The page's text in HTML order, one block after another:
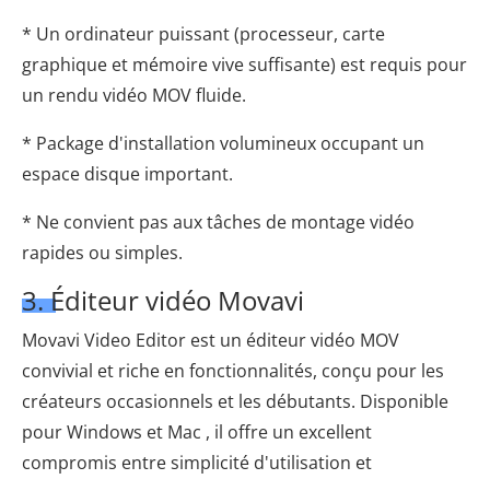
* Un ordinateur puissant (processeur, carte
graphique et mémoire vive suffisante) est requis pour
un rendu vidéo MOV fluide.
* Package d'installation volumineux occupant un
espace disque important.
* Ne convient pas aux tâches de montage vidéo
rapides ou simples.
3. Éditeur vidéo Movavi
Movavi Video Editor est un éditeur vidéo MOV
convivial et riche en fonctionnalités, conçu pour les
créateurs occasionnels et les débutants. Disponible
pour Windows et Mac , il offre un excellent
compromis entre simplicité d'utilisation et